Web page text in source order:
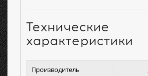
Технические
характеристики
Производитель